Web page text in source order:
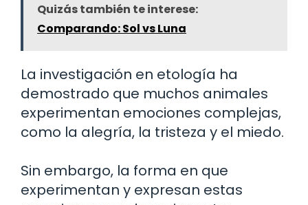
Quizás también te interese:
Comparando: Sol vs Luna
La investigación en etología ha
demostrado que muchos animales
experimentan emociones complejas,
como la alegría, la tristeza y el miedo.
Sin embargo, la forma en que
experimentan y expresan estas